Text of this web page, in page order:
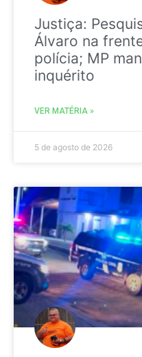
Justiça:
Álvaro na
polícia; MP
inquérito
VER MATÉRIA »
5 de agosto de 2026